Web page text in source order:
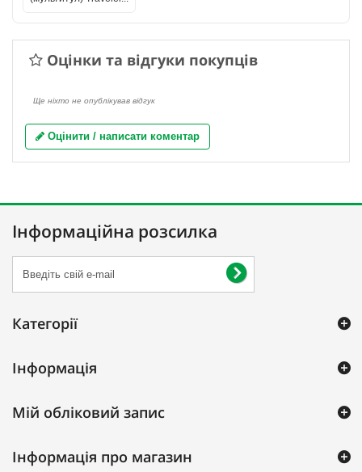
Оцінки та відгуки покупців
Ще ніхто не опублікував відгук
Оцінити / написати коментар
Інформаційна розсилка
Категорії
Інформація
Мій обліковий запис
Інформація про магазин